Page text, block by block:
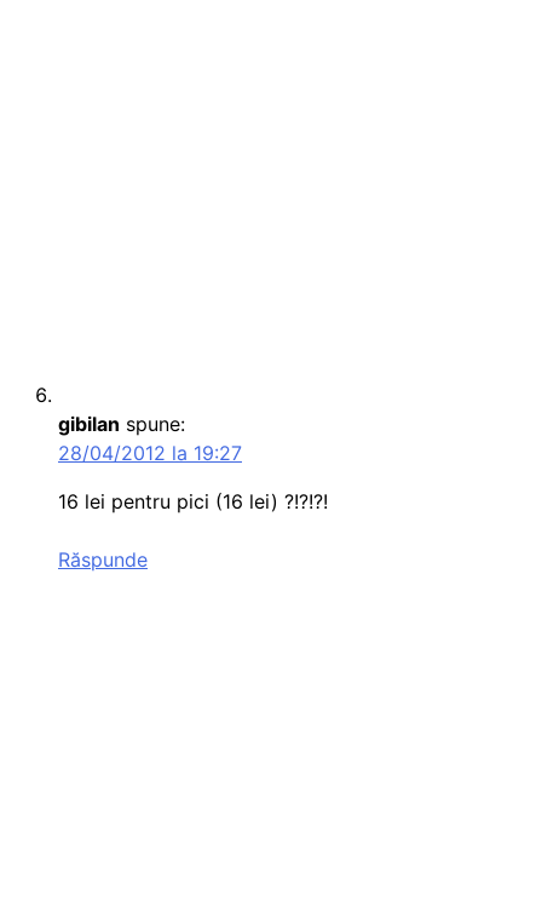
gibilan spune:
28/04/2012 la 19:27
16 lei pentru pici (16 lei) ?!?!?!
Răspunde